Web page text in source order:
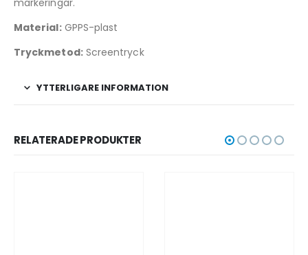
Material:GPPS-plast
Tryckmetod:Screentryck
YTTERLIGARE INFORMATION
RELATERADE PRODUKTER